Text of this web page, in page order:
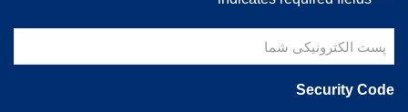
الکترونیکی
شما
Security Code